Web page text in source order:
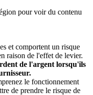
pour voir du contenu
et comportent un risque
raison de l'effet de levier.
de l'argent lorsqu'ils
le fonctionnement
de prendre le risque de